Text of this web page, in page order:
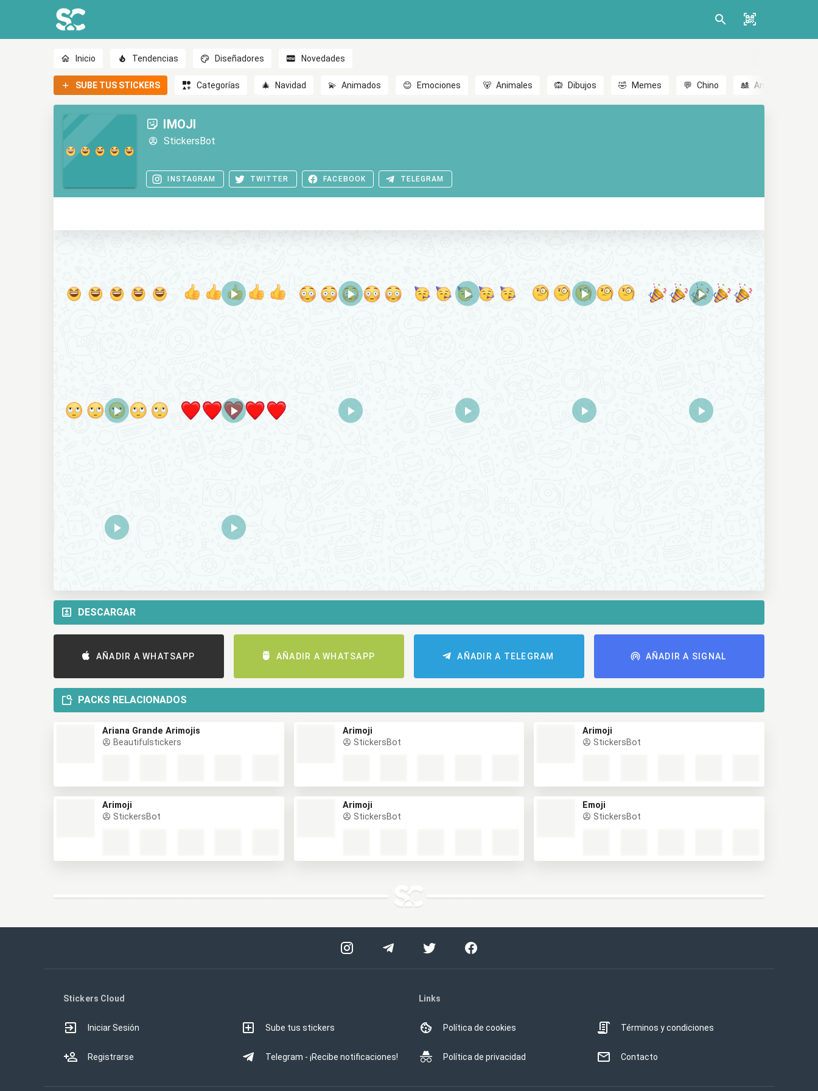
Inicio Tendencias Diseñadores Novedades
SUBE TUS STICKERS Categorías 🎄 Navidad 💫 Animados 😊 Emociones 🐻 Animales 🙉 Dibujos 🤣 Memes 💬 Chino 🎎 Anime
IMOJI
StickersBot
INSTAGRAM TWITTER FACEBOOK TELEGRAM
DESCARGAR
AÑADIR A WHATSAPP AÑADIR A WHATSAPP AÑADIR A TELEGRAM AÑADIR A SIGNAL
PACKS RELACIONADOS
Ariana Grande Arimojis
Beautifulstickers
Arimoji
StickersBot
Arimoji
StickersBot
Arimoji
StickersBot
Arimoji
StickersBot
Emoji
StickersBot
Stickers Cloud
Iniciar Sesión
Registrarse
Sube tus stickers
Telegram - ¡Recibe notificaciones!
Links
Política de cookies
Política de privacidad
Términos y condiciones
Contacto